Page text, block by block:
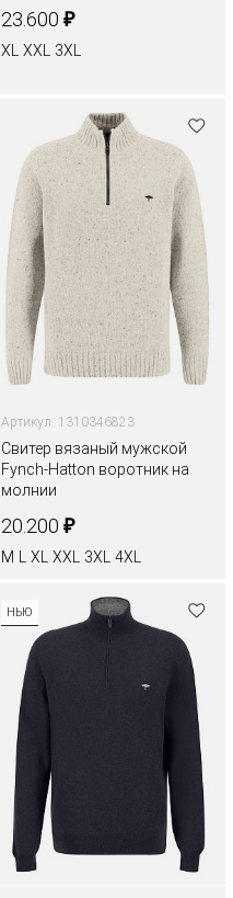
23.600 ₽
XL XXL 3XL
Артикул: 1310346823
Свитер вязаный мужской
Fynch-Hatton воротник на
молнии
20.200 ₽
M L XL XXL 3XL 4XL
НЬЮ